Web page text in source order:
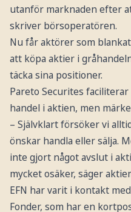
utanför marknaden efter
skriver börsoperatören.
Nu får aktörer som
att köpa aktier i
täcka sina positioner.
Pareto Securites
handel i aktien, men
– Självklart försöker vi
önskar handla eller sälja.
inte gjort något avslut i
mycket osäker, säger
EFN har varit i kontakt
Fonder, som har en